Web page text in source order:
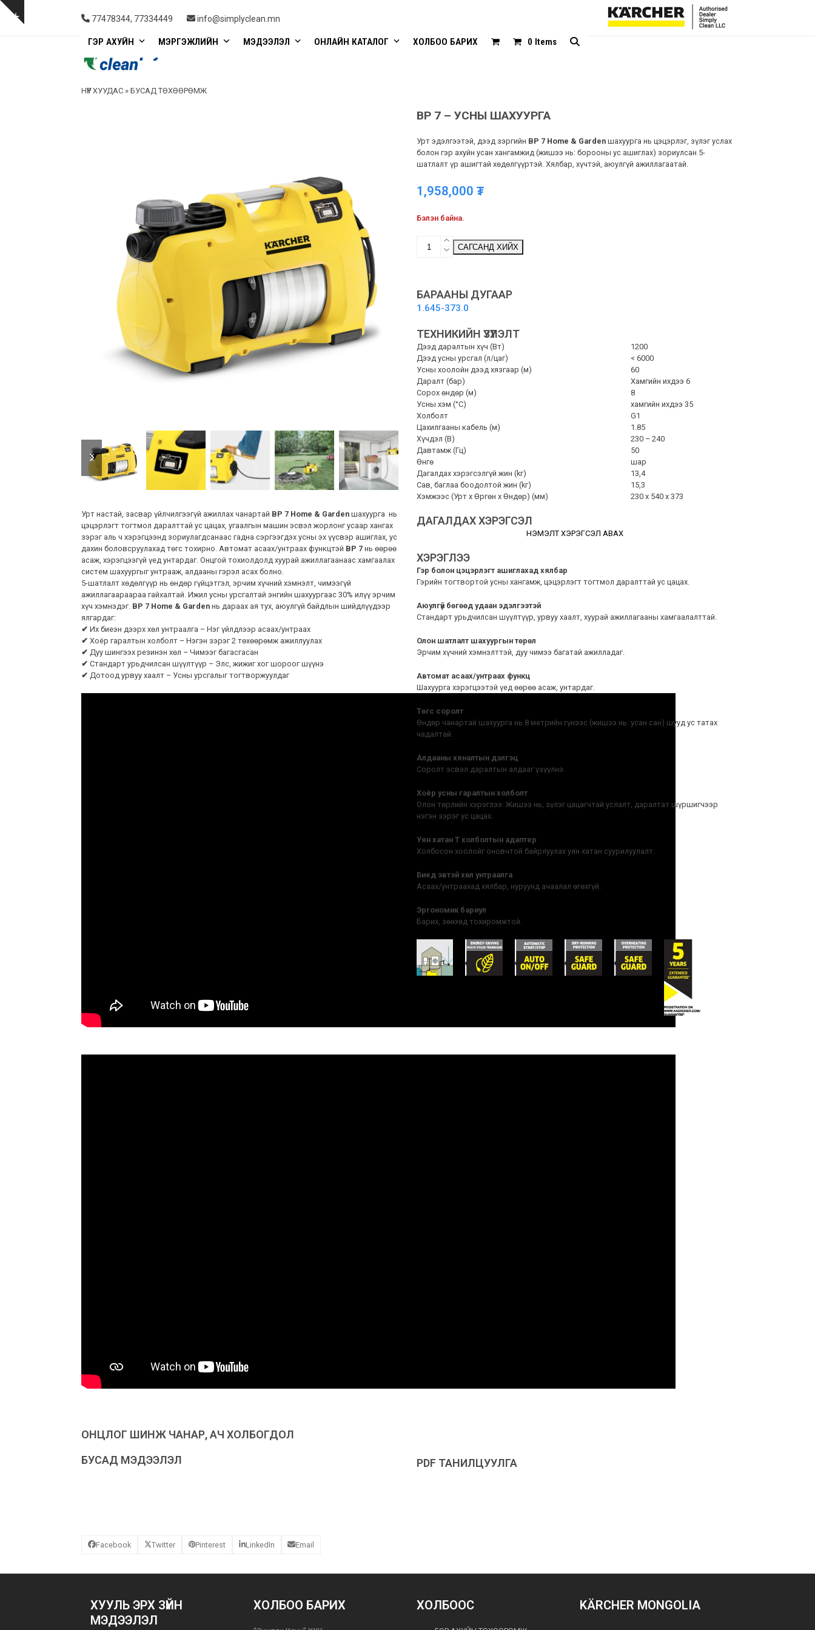
Skip
Show
77478344, 77334449 info@simplyclean.mn
ГЭР АХУЙН МЭРГЭЖЛИЙН МЭДЭЭЛЭЛ ОНЛАЙН КАТАЛОГ ХОЛБОО БАРИХ 0 Items
НҮҮР ХУУДАС »БУСАД ТӨХӨӨРӨМЖ
previous
slide
next
slide
Урт настай, засвар үйлчилгээгүй ажиллах чанартай BP 7 Home & Garden шахуурга нь
цэцэрлэгт тогтмол даралттай ус цацах, угаалгын машин эсвэл жорлонг усаар хангах
зэрэг аль ч хэрэгцээнд зориулагдсанаас гадна сэргээгдэх усны эх үүсвэр ашиглах, ус
дахин боловсруулахад төгс тохирно. Автомат асаах/унтраах функцтэй BP 7 нь өөрөө
асаж, хэрэгцээгүй үед унтардаг. Онцгой тохиолдолд хуурай ажиллагаанаас хамгаалах
систем шахуургыг унтрааж, алдааны гэрэл асах болно.
5-шатлалт хөдөлгүүр нь өндөр гүйцэтгэл, эрчим хүчний хэмнэлт, чимээгүй
ажиллагаараараа гайхалтай. Ижил усны урсгалтай энгийн шахуургаас 30% илүү эрчим
хүч хэмнэдэг. BP 7 Home & Garden нь дараах ая тух, аюулгүй байдлын шийдлүүдээр
ялгардаг:
✔ Их биеэн дээрх хөл унтраалга – Нэг үйлдлээр асаах/унтраах
✔ Хоёр гаралтын холболт – Нэгэн зэрэг 2 төхөөрөмж ажиллуулах
✔ Дуу шингээх резинэн хөл – Чимээг багасгасан
✔ Стандарт урьдчилсан шүүлтүүр – Элс, жижиг хог шороог шүүнэ
✔ Дотоод урвуу хаалт – Усны урсгалыг тогтворжуулдаг
BP 7 – УСНЫ ШАХУУРГА
Урт эдэлгээтэй, дээд зэргийн BP 7 Home & Garden шахуурга нь цэцэрлэг, зүлэг услах
болон гэр ахуйн усан хангамжид (жишээ нь: борооны ус ашиглах) зориулсан 5-
шатлалт үр ашигтай хөдөлгүүртэй. Хялбар, хүчтэй, аюулгүй ажиллагаатай.
1,958,000 ₮
Бэлэн байна.
quantity
САГСАНД ХИЙХ
БАРААНЫ ДУГААР
1.645-373.0
ТЕХНИКИЙН ҮЗҮҮЛЭЛТ
Дээд даралтын хүч (Вт)
1200
Дээд усны урсгал (л/цаг)
< 6000
Усны хоолойн дээд хязгаар (м)
60
Даралт (бар)
Хамгийн ихдээ 6
Сорох өндөр (м)
8
Усны хэм (°C)
хамгийн ихдээ 35
Холболт
G1
Цахилгааны кабель (м)
1.85
Хүчдэл (В)
230 – 240
Давтамж (Гц)
50
Өнгө
шар
Дагалдах хэрэгсэлгүй жин (kг)
13,4
Сав, баглаа боодолтой жин (kг)
15,3
Хэмжээс (Урт x Өргөн x Өндөр) (мм)
230 x 540 x 373
ДАГАЛДАХ ХЭРЭГСЭЛ
НЭМЭЛТ ХЭРЭГСЭЛ АВАХ
ХЭРЭГЛЭЭ
Гэр болон цэцэрлэгт ашиглахад хялбар
Гэрийн тогтвортой усны хангамж, цэцэрлэгт тогтмол даралттай ус цацах.
Аюулгүй бөгөөд удаан эдэлгээтэй
Стандарт урьдчилсан шүүлтүүр, урвуу хаалт, хуурай ажиллагааны хамгаалалттай.
Олон шатлалт шахуургын төрөл
Эрчим хүчний хэмнэлттэй, дуу чимээ багатай ажилладаг.
Автомат асаах/унтраах функц
Шахуурга хэрэгцээтэй үед өөрөө асаж, унтардаг.
Төгс соролт
Өндөр чанартай шахуурга нь 8 метрийн гүнээс (жишээ нь: усан сан) шууд ус татах
чадалтай.
Алдааны хяналтын дэлгэц
Соролт эсвэл даралтын алдааг үзүүлнэ.
Хоёр усны гаралтын холболт
Олон төрлийн хэрэглээ: Жишээ нь, зүлэг цацагчтай услалт, даралтат шүршигчээр
нэгэн зэрэг ус цацах.
Уян хатан T холболтын адаптер
Холбосон хоолойг оновчтой байрлуулах уян хатан суурилуулалт.
Биед эвтэй хөл унтраалга
Асаах/унтраахад хялбар, нуруунд ачаалал өгөхгүй.
Эргономик бариул
Барих, зөөхөд тохиромжтой.
ОНЦЛОГ ШИНЖ ЧАНАР, АЧ ХОЛБОГДОЛ
БУСАД МЭДЭЭЛЭЛ
PDF ТАНИЛЦУУЛГА
Facebook Twitter Pinterest LinkedIn Email
ХУУЛЬ ЭРХ ЗҮЙН
МЭДЭЭЛЭЛ
ХОЛБОО БАРИХ ХОЛБООС KÄRCHER MONGOLIA